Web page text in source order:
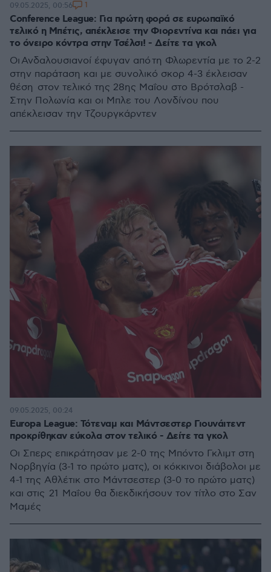
Conference League: Για πρώτη φορά σε ευρωπαϊκό
τελικό η Μπέτις, απέκλεισε την Φιορεντίνα και πάει για
το όνειρο κόντρα στην Τσέλσι! - Δείτε τα γκολ
Οι Ανδαλουσιανοί έφυγαν από τη Φλωρεντία με το 2-2
στην παράταση και με συνολικό σκορ 4-3 έκλεισαν
θέση στον τελικό της 28ης Μαΐου στο Βρότσλαβ -
Στην Πολωνία και οι Μπλε του Λονδίνου που
απέκλεισαν την Τζουργκάρντεν
09.05.2025, 00:56 1
Europa League: Τότεναμ και Μάντσεστερ Γιουνάιτεντ
προκρίθηκαν εύκολα στον τελικό - Δείτε τα γκολ
Οι Σπερς επικράτησαν με 2-0 της Μπόντο Γκλιμτ στη
Νορβηγία (3-1 το πρώτο ματς), οι κόκκινοι διάβολοι με
4-1 της Αθλέτικ στο Μάντσεστερ (3-0 το πρώτο ματς)
και στις 21 Μαΐου θα διεκδικήσουν τον τίτλο στο Σαν
Μαμές
09.05.2025, 00:24